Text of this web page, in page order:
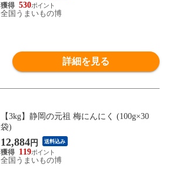
530
全国うまいもの博
詳細を見る
【3kg】静岡の元祖 梅にんにく (100g×30
袋)
12,884円 送料込み
119
全国うまいもの博